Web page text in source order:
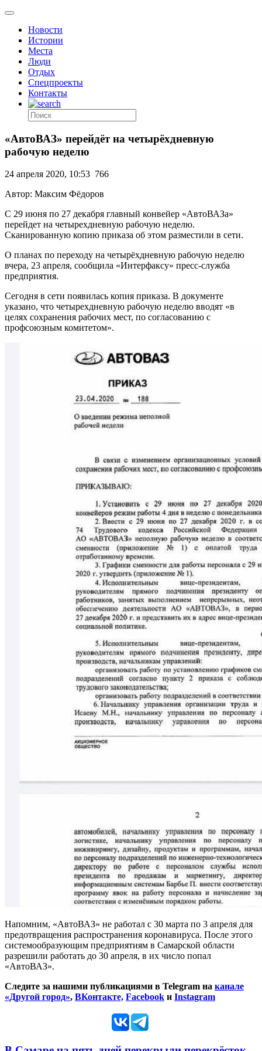
Новости
Истории
Места
Люди
Отдых
Спецпроекты
Контакты
«АвтоВАЗ» перейдёт на четырёхдневную
рабочую неделю
24 апреля 2020, 10:53 766
Автор: Максим Фёдоров
С 29 июня по 27 декабря главный конвейер «АвтоВАЗа»
перейдет на четырехдневную рабочую неделю.
Сканированную копию приказа об этом разместили в сети.
О планах по переходу на четырёхдневную рабочую неделю
вчера, 23 апреля, сообщила «Интерфаксу» пресс-служба
предприятия.
Сегодня в сети появилась копия приказа. В документе
указано, что четырехдневную рабочую неделю вводят «в
целях сохранения рабочих мест, по согласованию с
профсоюзным комитетом».
Напомним, «АвтоВАЗ» не работал с 30 марта по 3 апреля для
предотвращения распространения коронавируса. После этого
системообразующим предприятиям в Самарской области
разрешили работать до 30 апреля, в их число попал
«АвтоВАЗ».
Следите за нашими публикациями в Telegram на канале
«Другой город», ВКонтакте, Facebook и Instagram